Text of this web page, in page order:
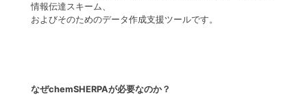
情報伝達スキーム、
およびそのためのデータ作成支援ツールです。
なぜchemSHERPAが必要なのか？